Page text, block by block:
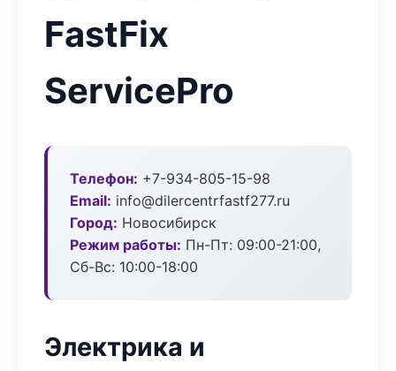
FastFix
ServicePro
Телефон: +7-934-805-15-98
Email: info@dilercentrfastf277.ru
Город: Новосибирск
Режим работы: Пн-Пт: 09:00-21:00,
Сб-Вс: 10:00-18:00
Электрика и